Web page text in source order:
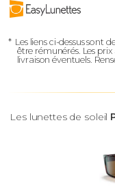
* Les liens ci-dessus sont
être rémunérés. Les
livraison éventuels.
Les lunettes de soleil